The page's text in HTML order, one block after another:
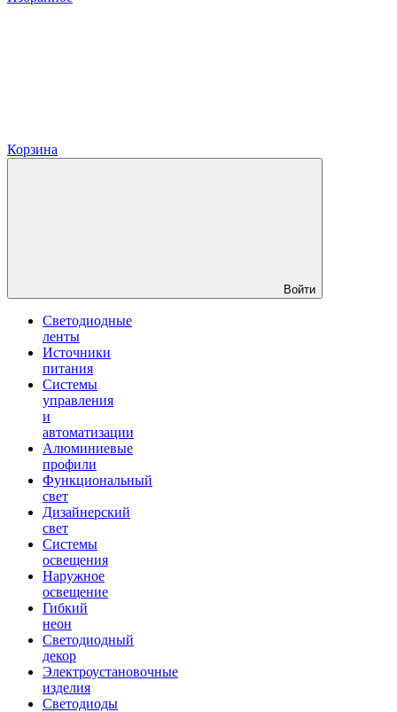
Корзина
Войти
Светодиодные
ленты
Источники
питания
Системы
управления
и
автоматизации
Алюминиевые
профили
Функциональный
свет
Дизайнерский
свет
Системы
освещения
Наружное
освещение
Гибкий
неон
Светодиодный
декор
Электроустановочные
изделия
Светодиоды